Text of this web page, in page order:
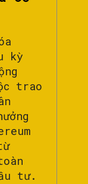
kỳ
trao
tư.